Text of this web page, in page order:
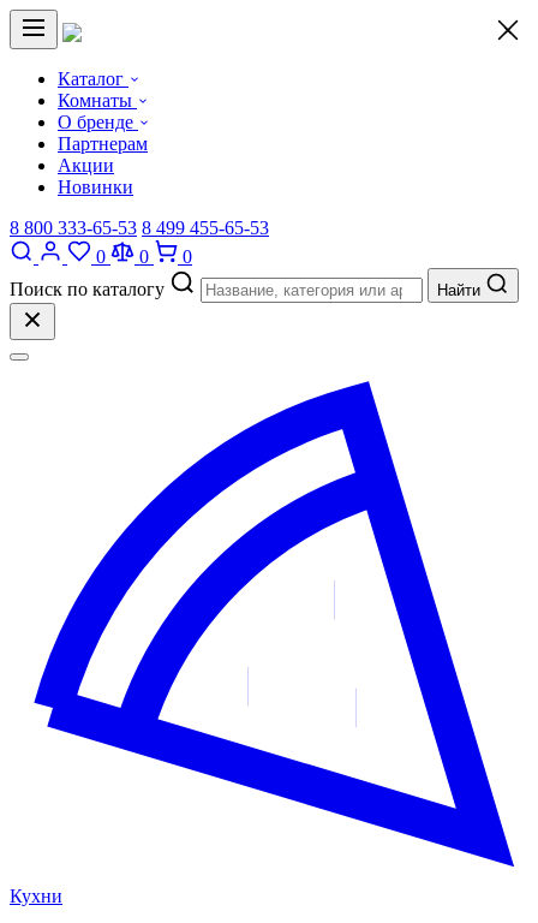
Каталог
Комнаты
О бренде
Партнерам
Акции
Новинки
8 800 333-65-53 8 499 455-65-53
0
0
0
Поиск по каталогу
Найти
Кухни
×